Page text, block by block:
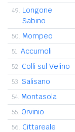
49. Longone
Sabino
50. Mompeo
51. Accumoli
52. Colli sul Velino
53. Salisano
54. Montasola
55. Orvinio
56. Cittareale